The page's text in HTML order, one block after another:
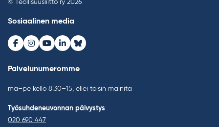
© Teollisuusliitto ry 2026
Sosiaalinen media
Facebook
Instagram
Youtube
LinkedInBluesky
Palvelunumeromme
ma–pe kello 8.30–15, ellei toisin mainita
Työsuhdeneuvonnan päivystys
020 690 447